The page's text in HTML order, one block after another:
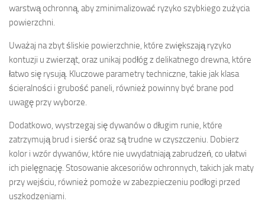
warstwą ochronną, aby zminimalizować ryzyko szybkiego zużycia
powierzchni.
Uważaj na zbyt śliskie powierzchnie, które zwiększają ryzyko
kontuzji u zwierząt, oraz unikaj podłóg z delikatnego drewna, które
łatwo się rysują. Kluczowe parametry techniczne, takie jak klasa
ścieralności i grubość paneli, również powinny być brane pod
uwagę przy wyborze.
Dodatkowo, wystrzegaj się dywanów o długim runie, które
zatrzymują brud i sierść oraz są trudne w czyszczeniu. Dobierz
kolor i wzór dywanów, które nie uwydatniają zabrudzeń, co ułatwi
ich pielęgnację. Stosowanie akcesoriów ochronnych, takich jak maty
przy wejściu, również pomoże w zabezpieczeniu podłogi przed
uszkodzeniami.